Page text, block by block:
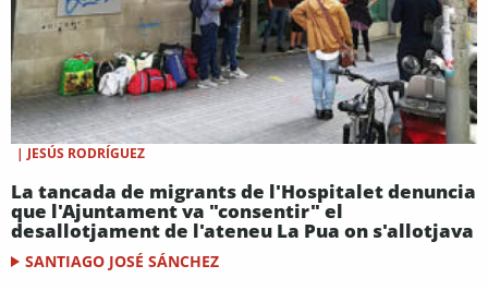
| JESÚS RODRÍGUEZ
La tancada de migrants de l'Hospitalet denuncia
que l'Ajuntament va "consentir" el
desallotjament de l'ateneu La Pua on s'allotjava
SANTIAGO JOSÉ SÁNCHEZ